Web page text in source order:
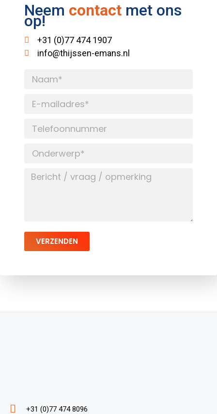
Neem contact met ons
op!
+31 (0)77 474 1907
info@thijssen-emans.nl
VERZENDEN
+31 (0)77 474 8096